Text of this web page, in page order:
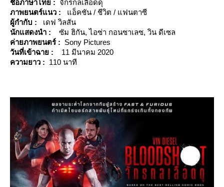
ชื่อภาษาไทย : จักรกลเลือดดุ
ภาพยนตร์แนว :
อ็คชัน / ชีวิต / แฟนตาซี
ผู้กำกับ :
เดฟ วิลสัน
นักแสดงนำ :
ซัม ฮิกัน, ไอซ่า กอนซาเลซ, วิน ดีเซล
ค่ายภาพยนตร์ : Sony Pictures
วันที่เข้าฉาย : 11 มีนาคม 2020
ความยาว : 110 นาที